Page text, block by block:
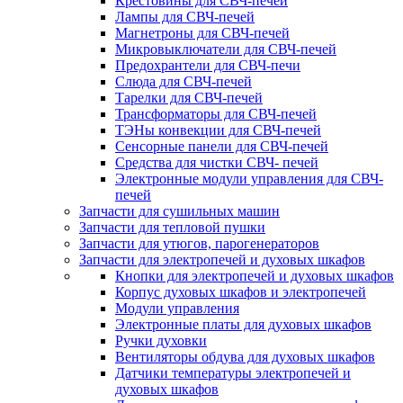
Лампы для СВЧ-печей
Магнетроны для СВЧ-печей
Микровыключатели для СВЧ-печей
Предохрантели для СВЧ-печи
Слюда для СВЧ-печей
Тарелки для СВЧ-печей
Трансформаторы для СВЧ-печей
ТЭНы конвекции для СВЧ-печей
Сенсорные панели для СВЧ-печей
Средства для чистки СВЧ- печей
Электронные модули управления для СВЧ-
печей
Запчасти для сушильных машин
Запчасти для тепловой пушки
Запчасти для утюгов, парогенераторов
Запчасти для электропечей и духовых шкафов
Кнопки для электропечей и духовых шкафов
Корпус духовых шкафов и электропечей
Модули управления
Электронные платы для духовых шкафов
Ручки духовки
Вентиляторы обдува для духовых шкафов
Датчики температуры электропечей и
духовых шкафов